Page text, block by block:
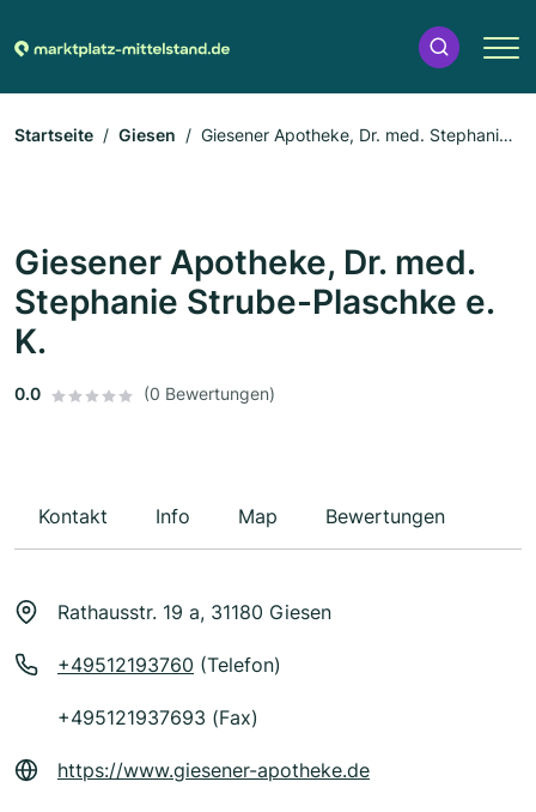
Startseite Giesen
Giesener Apotheke, Dr. med. Stephanie
Giesener Apotheke, Dr. med.
Stephanie Strube-Plaschke e.
K.
0.0 (0 Bewertungen)
Kontakt Info Map Bewertungen
Rathausstr. 19 a, 31180 Giesen
+49512193760 (Telefon)
+495121937693 (Fax)
https://www.giesener-apotheke.de